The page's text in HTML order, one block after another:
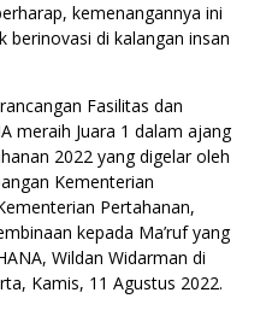
kemenangannya ini
di kalangan insan
Fasilitas dan
meraih Juara 1 dalam ajang
2022 yang digelar oleh
Kementerian
Pertahanan,
kepada Ma’ruf yang
Wildan Widarman di
Kamis, 11 Agustus 2022.